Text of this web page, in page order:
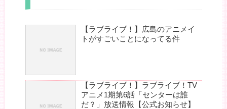
【ラブライブ！】広島のアニメイ
トがすごいことになってる件
【ラブライブ！】ラブライブ！TV
アニメ1期第6話「センターは誰
だ？」放送情報【公式お知らせ】